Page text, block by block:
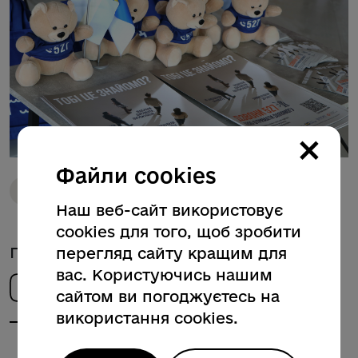
Поділитись новиною
×
Файли cookies
Наш веб-сайт використовує
cookies для того, щоб зробити
перегляд сайту кращим для
вас. Користуючись нашим
сайтом ви погоджуєтесь на
використання cookies.